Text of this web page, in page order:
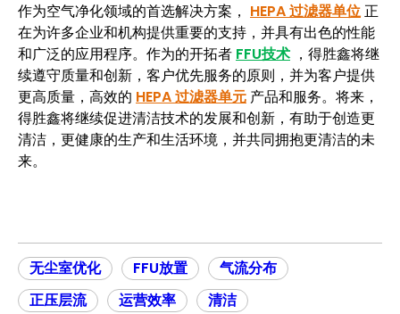
作为空气净化领域的首选解决方案， HEPA 过滤器单位正
在为许多企业和机构提供重要的支持，并具有出色的性能
和广泛的应用程序。作为的开拓者 FFU技术 ，得胜鑫将继
续遵守质量和创新，客户优先服务的原则，并为客户提供
更高质量，高效的 HEPA 过滤器单元 产品和服务。将来，
得胜鑫将继续促进清洁技术的发展和创新，有助于创造更
清洁，更健康的生产和生活环境，并共同拥抱更清洁的未
来。
无尘室优化 FFU放置
气流分布
正压层流
运营效率
清洁